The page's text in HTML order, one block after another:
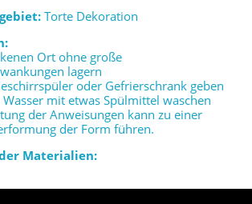
Torte Dekoration
Ort ohne große
lagern
oder Gefrierschrank geben
mit etwas Spülmittel waschen
der Anweisungen kann zu einer
der Form führen.
Materialien: